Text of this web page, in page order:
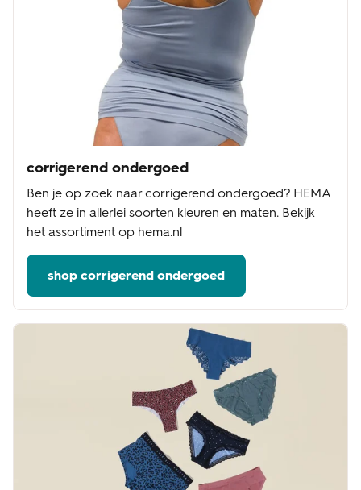
corrigerend ondergoed
Ben je op zoek naar corrigerend ondergoed? HEMA
heeft ze in allerlei soorten kleuren en maten. Bekijk
het assortiment op hema.nl
shop corrigerend ondergoed